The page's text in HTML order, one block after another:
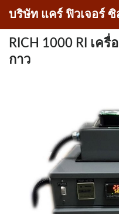
Skip
content
บริษัท แคร์ ฟิวเจอร์ ซิ
RICH 1000 RI เค
กาว